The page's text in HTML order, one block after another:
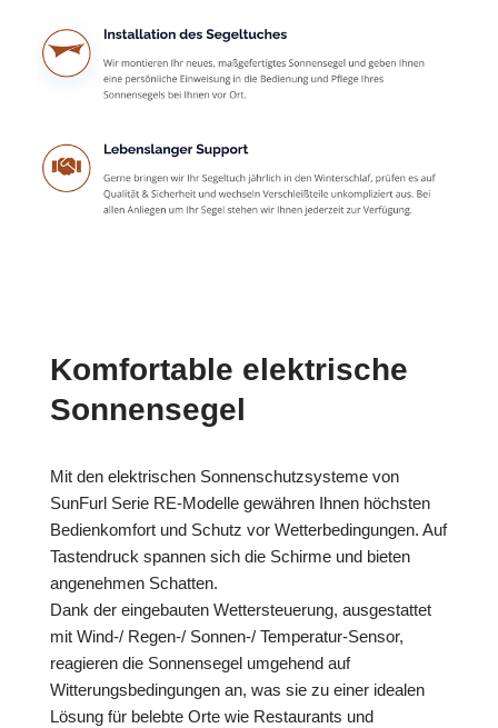
Komfortable elektrische
Sonnensegel
Mit den elektrischen Sonnenschutzsysteme von
SunFurl Serie RE-Modelle gewähren Ihnen höchsten
Bedienkomfort und Schutz vor Wetterbedingungen. Auf
Tastendruck spannen sich die Schirme und bieten
angenehmen Schatten.
Dank der eingebauten Wettersteuerung, ausgestattet
mit Wind-/ Regen-/ Sonnen-/ Temperatur-Sensor,
reagieren die Sonnensegel umgehend auf
Witterungsbedingungen an, was sie zu einer idealen
Lösung für belebte Orte wie Restaurants und